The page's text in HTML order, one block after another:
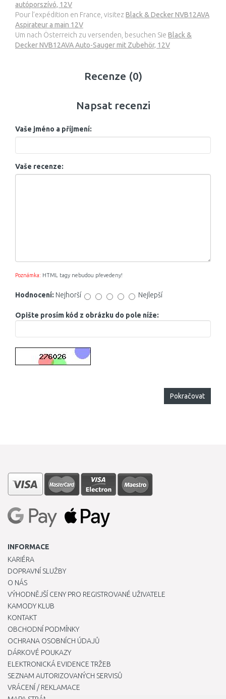
autóporszívó, 12V
Pour l’expédition en France, visitez Black & Decker NVB12AVA
Aspirateur a main 12V
Um nach Österreich zu versenden, besuchen Sie Black &
Decker NVB12AVA Auto-Sauger mit Zubehör, 12V
Recenze (0)
Napsat recenzi
Vaše jméno a příjmení:
Vaše recenze:
Poznámka: HTML tagy nebudou převedeny!
Hodnocení: Nejhorší Nejlepší
Opište prosím kód z obrázku do pole níže:
Pokračovat
INFORMACE
KARIÉRA
DOPRAVNÍ SLUŽBY
O NÁS
VÝHODNĚJŠÍ CENY PRO REGISTROVANÉ UŽIVATELE
KAMODY KLUB
KONTAKT
OBCHODNÍ PODMÍNKY
OCHRANA OSOBNÍCH ÚDAJŮ
DÁRKOVÉ POUKAZY
ELEKTRONICKÁ EVIDENCE TRŽEB
SEZNAM AUTORIZOVANÝCH SERVISŮ
VRÁCENÍ / REKLAMACE